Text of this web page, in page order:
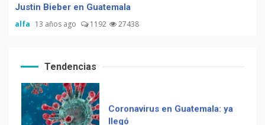
Justin Bieber en Guatemala
alfa 13 años ago 1192 27438
Tendencias
Muere Álvaro Arzú (alcalde
de Guatemala y expresidente